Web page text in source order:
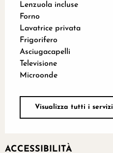
Lenzuola incluse
Forno
Lavatrice privata
Frigorifero
Asciugacapelli
Televisione
Microonde
Visualizza tutti i servizi
ACCESSIBILITÀ